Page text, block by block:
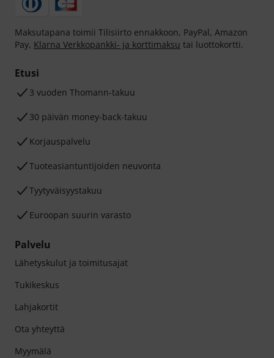
Maksutapana toimii Tilisiirto ennakkoon, PayPal, Amazon
Pay, Klarna Verkkopankki- ja korttimaksu tai luottokortti.
Etusi
3 vuoden Thomann-takuu
30 päivän money-back-takuu
Korjauspalvelu
Tuoteasiantuntijoiden neuvonta
Tyytyväisyystakuu
Euroopan suurin varasto
Palvelu
Lähetyskulut ja toimitusajat
Tukikeskus
Lahjakortit
Ota yhteyttä
Myymälä